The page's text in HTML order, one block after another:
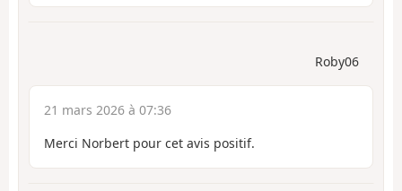
Roby06
21 mars 2026 à 07:36
Merci Norbert pour cet avis positif.